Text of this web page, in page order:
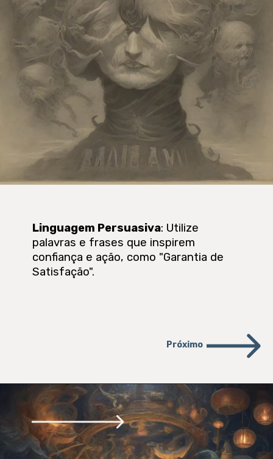
Linguagem Persuasiva: Utilize
palavras e frases que inspirem
confiança e ação, como "Garantia de
Satisfação".
Próximo